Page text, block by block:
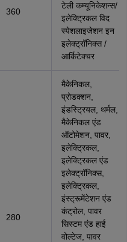
360
टेली कम्यूनिकेशन्‍स/
इलेक्ट्रिकल विद
स्‍पेशलाइजेशन इन
इलेक्ट्रॉनिक्स /
आर्किटेक्‍चर
280
मैकेनिकल,
प्रोडक्‍शन,
इंडस्ट्रियल, थर्मल,
मैकेनिकल एंड
ऑटोमेशन, पावर,
इलेक्ट्रिकल,
इलेक्ट्रिकल एंड
इलेक्ट्रॉनिक्स,
इलेक्ट्रिकल,
इंस्ट्रूमेंटेशन एंड
कंट्रोल, पावर
सिस्‍टम एंड हाई
वोल्‍टेज, पावर